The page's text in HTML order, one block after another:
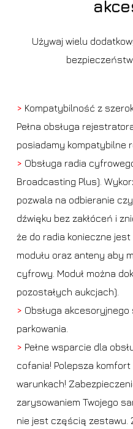
Używaj wielu
> Kompatybilność z
Pełna obsługa
posiadamy kompatybilne
> Obsługa radia
Broadcasting Plus).
pozwala na odbieranie
dźwięku bez zakłóceń i
że do radia konieczne
modułu oraz anteny aby
cyfrowy. Moduł można
pozostałych aukcjach).
> Obsługa
parkowania.
> Pełne wsparcie dla
cofania! Polepsza
warunkach!
zarysowaniem Twojego
nie jest częścią zestawu.